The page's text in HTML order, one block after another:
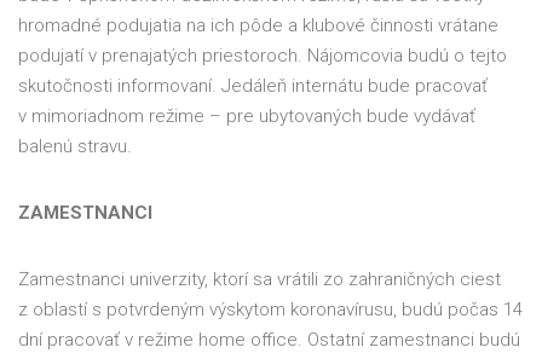
hromadné podujatia na ich pôde a klubové činnosti vrátane
podujatí v prenajatých priestoroch. Nájomcovia budú o tejto
skutočnosti informovaní. Jedáleň internátu bude pracovať
v mimoriadnom režime – pre ubytovaných bude vydávať
balenú stravu.
ZAMESTNANCI
Zamestnanci univerzity, ktorí sa vrátili zo zahraničných ciest
z oblastí s potvrdeným výskytom koronavírusu, budú počas 14
dní pracovať v režime home office. Ostatní zamestnanci budú